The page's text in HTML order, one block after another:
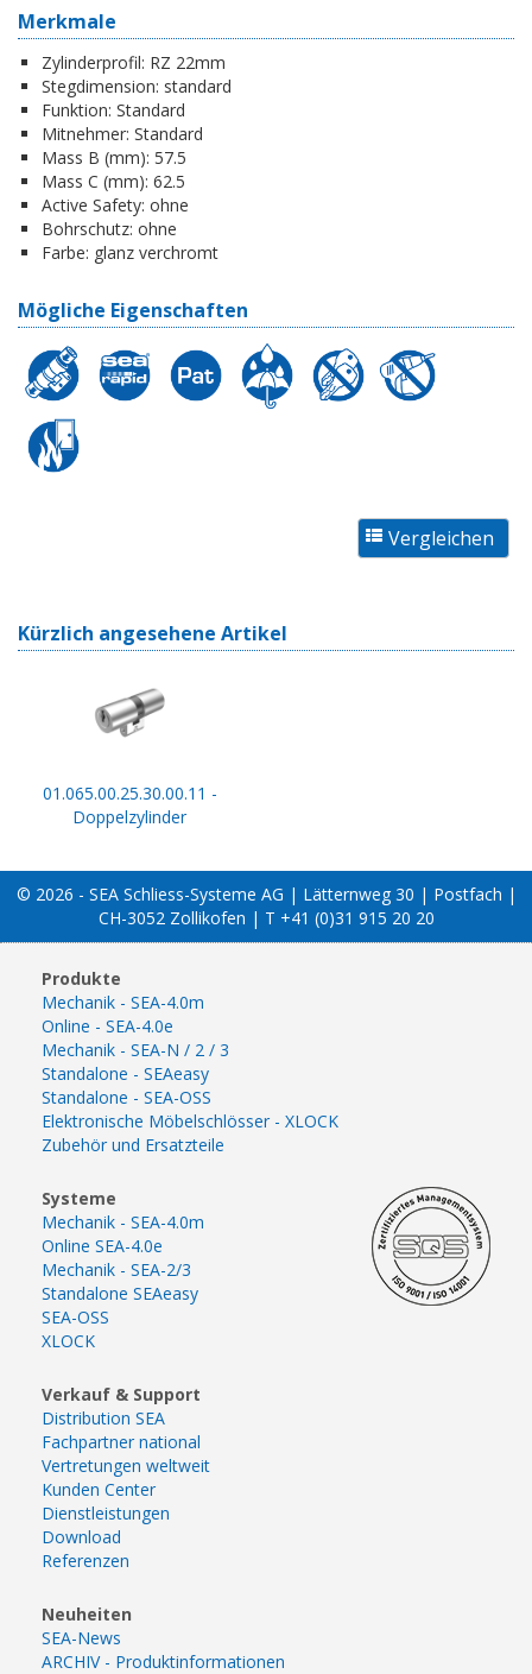
Merkmale
Zylinderprofil: RZ 22mm
Stegdimension: standard
Funktion: Standard
Mitnehmer: Standard
Mass B (mm): 57.5
Mass C (mm): 62.5
Active Safety: ohne
Bohrschutz: ohne
Farbe: glanz verchromt
Mögliche Eigenschaften
Kürzlich angesehene Artikel
01.065.00.25.30.00.11 -
Doppelzylinder
© 2026 - SEA Schliess-Systeme AG | Lätternweg 30 | Postfach |
CH-3052 Zollikofen | T +41 (0)31 915 20 20
Produkte
Mechanik - SEA-4.0m
Online - SEA-4.0e
Mechanik - SEA-N / 2 / 3
Standalone - SEAeasy
Standalone - SEA-OSS
Elektronische Möbelschlösser - XLOCK
Zubehör und Ersatzteile
Systeme
Mechanik - SEA-4.0m
Online SEA-4.0e
Mechanik - SEA-2/3
Standalone SEAeasy
SEA-OSS
XLOCK
Verkauf & Support
Distribution SEA
Fachpartner national
Vertretungen weltweit
Kunden Center
Dienstleistungen
Download
Referenzen
Neuheiten
SEA-News
ARCHIV - Produktinformationen